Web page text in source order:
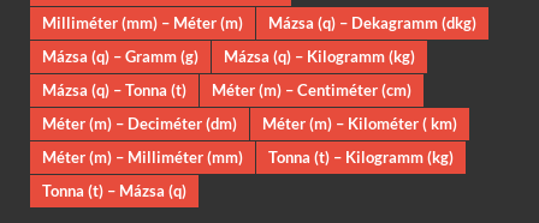
Milliméter (mm) – Méter (m)
Mázsa (q) – Dekagramm (dkg)
Mázsa (q) – Gramm (g)
Mázsa (q) – Kilogramm (kg)
Mázsa (q) – Tonna (t)
Méter (m) – Centiméter (cm)
Méter (m) – Deciméter (dm)
Méter (m) – Kilométer ( km)
Méter (m) – Milliméter (mm)
Tonna (t) – Kilogramm (kg)
Tonna (t) – Mázsa (q)